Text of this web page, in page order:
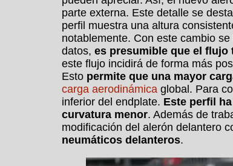
parte externa. Este detalle se
perfil muestra una altura
notablemente. Con este cambio
datos, es presumible que el flujo
este flujo incidirá de forma más
Esto permite que una mayor
carga aerodinámica global. Para
inferior del endplate. Este perfil
curvatura menor. Además de
modificación del alerón delantero
neumáticos delanteros.